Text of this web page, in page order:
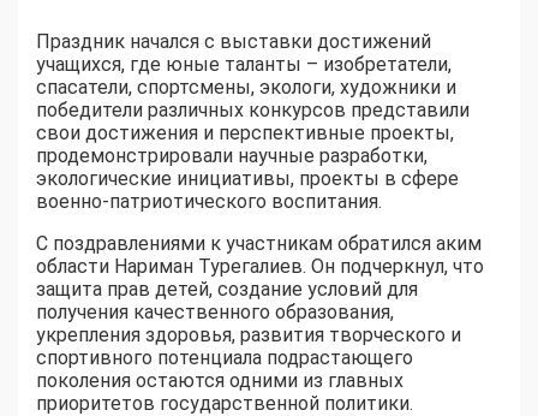
Праздник начался с выставки достижений
учащихся, где юные таланты – изобретатели,
спасатели, спортсмены, экологи, художники и
победители различных конкурсов представили
свои достижения и перспективные проекты,
продемонстрировали научные разработки,
экологические инициативы, проекты в сфере
военно-патриотического воспитания.
С поздравлениями к участникам обратился аким
области Нариман Турегалиев. Он подчеркнул, что
защита прав детей, создание условий для
получения качественного образования,
укрепления здоровья, развития творческого и
спортивного потенциала подрастающего
поколения остаются одними из главных
приоритетов государственной политики.